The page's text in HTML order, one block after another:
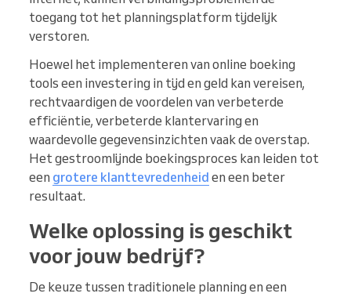
toegang tot het planningsplatform tijdelijk
verstoren.
Hoewel het implementeren van online boeking
tools een investering in tijd en geld kan vereisen,
rechtvaardigen de voordelen van verbeterde
efficiëntie, verbeterde klantervaring en
waardevolle gegevensinzichten vaak de overstap.
Het gestroomlijnde boekingsproces kan leiden tot
een grotere klanttevredenheid en een beter
resultaat.
Welke oplossing is geschikt
voor jouw bedrijf?
De keuze tussen traditionele planning en een